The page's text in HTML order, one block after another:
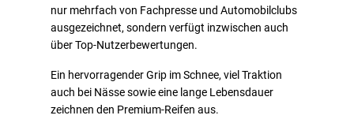
nur mehrfach von Fachpresse und Automobilclubs
ausgezeichnet, sondern verfügt inzwischen auch
über Top-Nutzerbewertungen.
Ein hervorragender Grip im Schnee, viel Traktion
auch bei Nässe sowie eine lange Lebensdauer
zeichnen den Premium-Reifen aus.